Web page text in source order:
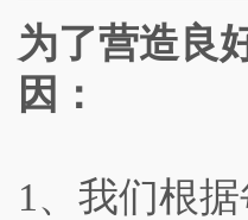
为了营造良
因：
1、我们根